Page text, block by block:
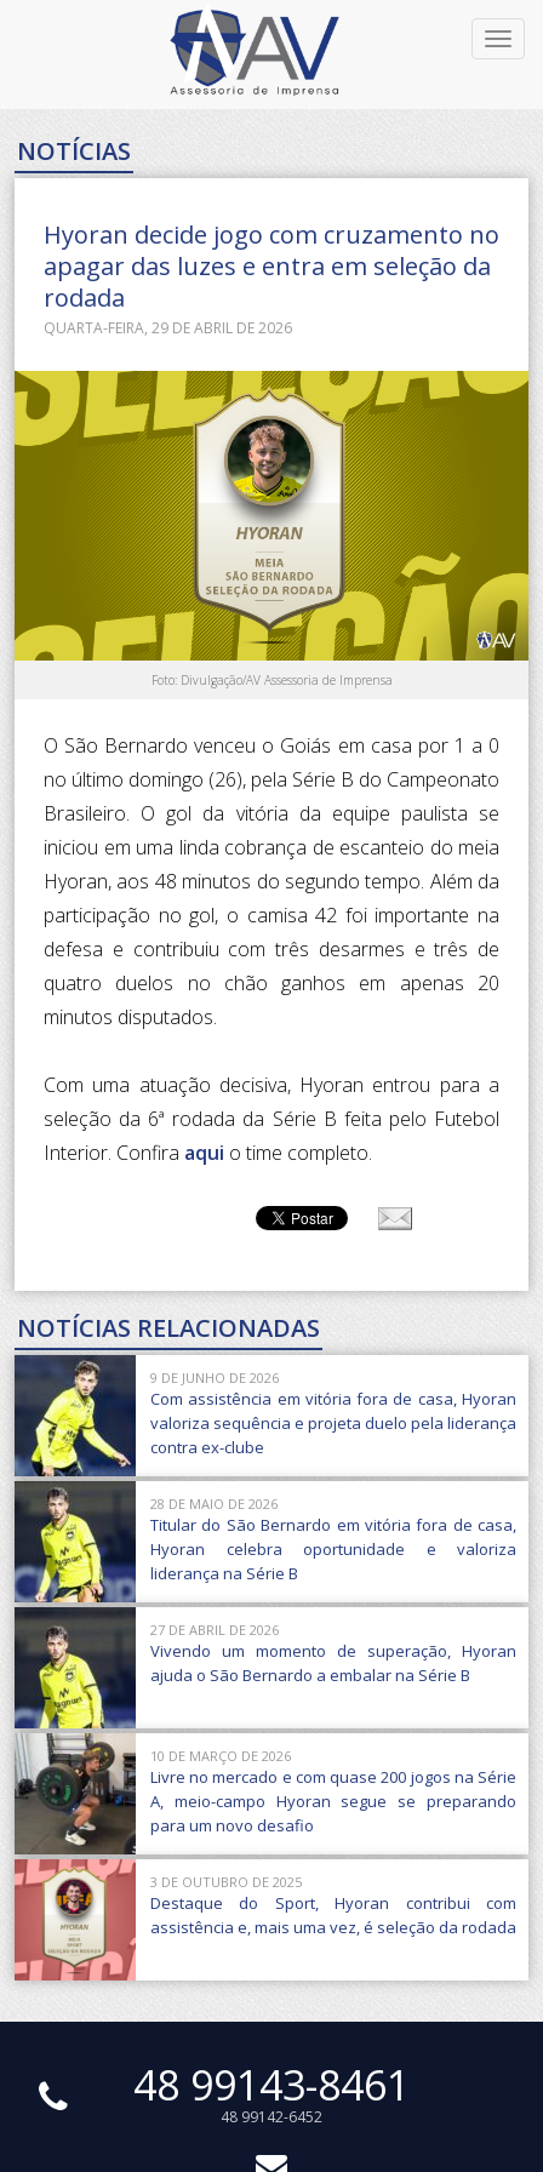
NOTÍCIAS
Hyoran decide jogo com cruzamento no
apagar das luzes e entra em seleção da
rodada
QUARTA-FEIRA, 29 DE ABRIL DE 2026
Foto: Divulgação/AV Assessoria de Imprensa
O São Bernardo venceu o Goiás em casa por 1 a 0
no último domingo (26), pela Série B do Campeonato
Brasileiro. O gol da vitória da equipe paulista se
iniciou em uma linda cobrança de escanteio do meia
Hyoran, aos 48 minutos do segundo tempo. Além da
participação no gol, o camisa 42 foi importante na
defesa e contribuiu com três desarmes e três de
quatro duelos no chão ganhos em apenas 20
minutos disputados.
Com uma atuação decisiva, Hyoran entrou para a
seleção da 6ª rodada da Série B feita pelo Futebol
Interior. Confira aqui o time completo.
NOTÍCIAS RELACIONADAS
9 DE JUNHO DE 2026
Com assistência em vitória fora de casa, Hyoran
valoriza sequência e projeta duelo pela liderança
contra ex-clube
28 DE MAIO DE 2026
Titular do São Bernardo em vitória fora de casa,
Hyoran celebra oportunidade e valoriza
liderança na Série B
27 DE ABRIL DE 2026
Vivendo um momento de superação, Hyoran
ajuda o São Bernardo a embalar na Série B
10 DE MARÇO DE 2026
Livre no mercado e com quase 200 jogos na Série
A, meio-campo Hyoran segue se preparando
para um novo desafio
3 DE OUTUBRO DE 2025
Destaque do Sport, Hyoran contribui com
assistência e, mais uma vez, é seleção da rodada
48 99143-8461
48 99142-6452